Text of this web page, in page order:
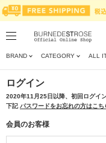
BRAND CATEGORY ALL
ログイン
2020年11月25日以降、初回ログイ
下記パスワードをお忘れの方はこち
会員のお客様